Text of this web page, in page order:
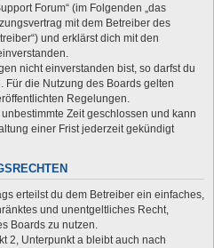
Forum“ (im Folgenden „das
mit dem Betreiber des
und erklärst dich mit den
nicht einverstanden bist, so darfst du
Für die Nutzung des Boards gelten
Regelungen.
Zeit geschlossen und kann
einer Frist jederzeit gekündigt
erteilst du dem Betreiber ein einfaches,
und unentgeltliches Recht,
Boards zu nutzen.
2, Unterpunkt a bleibt auch nach